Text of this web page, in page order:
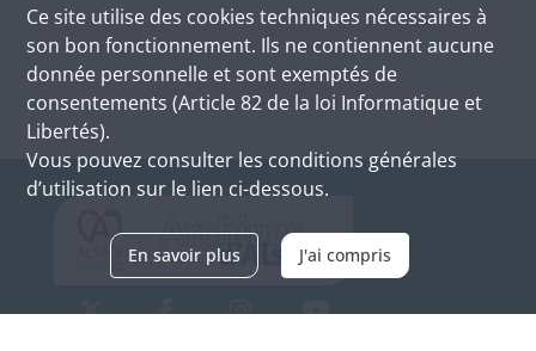
Ce site utilise des cookies techniques nécessaires à
son bon fonctionnement. Ils ne contiennent aucune
donnée personnelle et sont exemptés de
consentements (Article 82 de la loi Informatique et
Libertés).
Vous pouvez consulter les conditions générales
d’utilisation sur le lien ci-dessous.
En savoir plus J'ai compris